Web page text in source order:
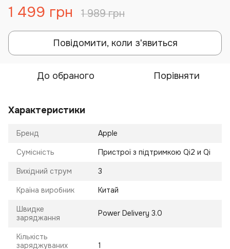
1 499 грн 1 989 грн
Повідомити, коли з'явиться
До обраного Порівняти
Характеристики
Бренд Apple
Сумісність Пристрої з підтримкою Qi2 и Qi
Вихідний струм 3
Країна виробник Китай
Швидке
заряджання
Power Delivery 3.0
Кількість
заряджуваних
1